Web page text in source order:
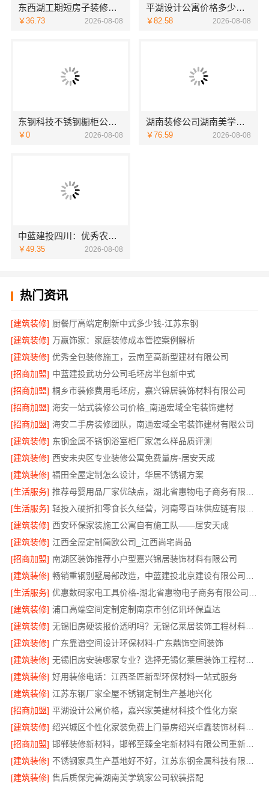
东西湖工期短房子装修本地快装透明
￥36.73 2026-08-08
平湖设计公寓价格多少？嘉兴家美建材科技给您实惠方案
￥82.58 2026-08-08
东钢科技不锈钢橱柜公司十大品牌江苏东钢金属科技
￥0 2026-08-08
湖南装修公司湖南美学筑家建材老房翻新，湖南美学筑家建材焕新您的家
￥76.59 2026-08-08
中蓝建投四川：优秀农村建房婚房布置设计案例
￥49.35 2026-08-08
热门资讯
[建筑装修] 厨餐厅高端定制新中式多少钱-江苏东钢
[建筑装修] 万赢饰家：家庭装修成本管控案例解析
[建筑装修] 优秀全包装修施工，云南至高新型建材有限公司
[招商加盟] 中蓝建投武功分公司毛坯房半包新中式
[招商加盟] 桐乡市装修费用毛坯房，嘉兴锦居装饰材料有限公司
[招商加盟] 海安一站式装修公司价格_南通宏域全宅装饰建材
[招商加盟] 海安二手房装修团队，南通宏域全宅装饰建材有限公司
[建筑装修] 东钢金属不锈钢浴室柜厂家怎么样品质评测
[建筑装修] 西安未央区专业装修公寓免费量房-居安天成
[建筑装修] 福田全屋定制怎么设计，华居不锈钢方案
[生活服务]
[生活服务]
[建筑装修] 西安环保家装施工公寓自有施工队——居安天成
[建筑装修] 江西全屋定制简欧公司_江西尚宅尚品
[招商加盟] 南湖区装饰推荐小户型嘉兴锦居装饰材料有限公司
[建筑装修]
[生活服务]
[建筑装修] 浦口高端空间定制定制南京市创亿讯环保直达
[建筑装修]
无锡旧房硬装报价透明吗？无锡亿莱居装饰工程材料有限公司标准流程
[建筑装修] 广东靠谱空间设计环保材料-广东鼎饰空间装饰
[建筑装修]
无锡旧房安装哪家专业？选择无锡亿莱居装饰工程材料有限公司
[建筑装修] 好用装修电话：江西圣匠新型环保材料一站式服务
[建筑装修] 江苏东钢厂家全屋不锈钢定制生产基地兴化
[招商加盟] 平湖设计公寓价格，嘉兴家美建材科技个性化方案
[建筑装修]
绍兴城区个性化家装免费上门量房绍兴卓鑫装饰材料有限公司
[招商加盟]
邯郸装修新材料，邯郸至臻全宅新材料有限公司重新定义品质
[建筑装修]
[建筑装修] 售后质保完善湖南美学筑家公司软装搭配